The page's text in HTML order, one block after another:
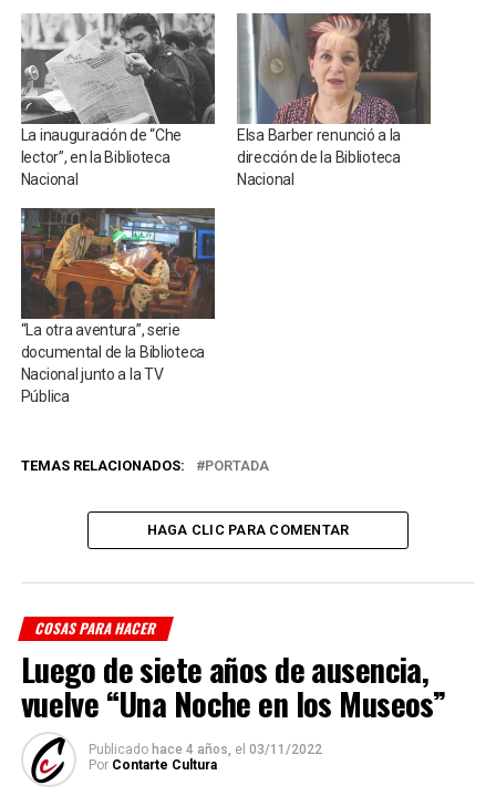
La inauguración de “Che
lector”, en la Biblioteca
Nacional
Elsa Barber renunció a la
dirección de la Biblioteca
Nacional
“La otra aventura”, serie
documental de la Biblioteca
Nacional junto a la TV
Pública
TEMAS RELACIONADOS: PORTADA
HAGA CLIC PARA COMENTAR
COSAS PARA HACER
Luego de siete años de ausencia,
vuelve “Una Noche en los Museos”
Publicado hace 4 años, el 03/11/2022
Por Contarte Cultura